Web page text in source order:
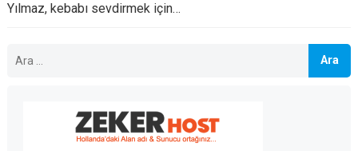
Yılmaz, kebabı sevdirmek için…